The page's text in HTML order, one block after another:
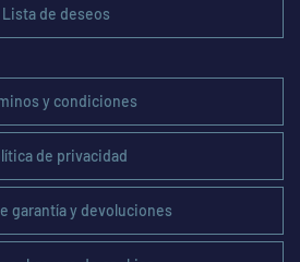
Lista de deseos
y condiciones
de privacidad
garantía y devoluciones